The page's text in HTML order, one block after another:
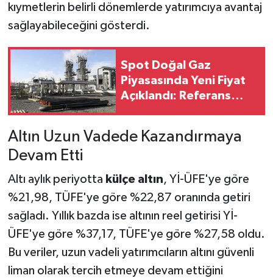
kıymetlerin belirli dönemlerde yatırımcıya avantaj
sağlayabileceğini gösterdi.
Spot Doğal Gaz
Piyasasında Yeni Fiyat
Açıklandı: Referans
Altın Uzun Vadede Kazandırmaya
Devam Etti
Altı aylık periyotta külçe altın, Yİ-ÜFE'ye göre
%21,98, TÜFE'ye göre %22,87 oranında getiri
sağladı. Yıllık bazda ise altının reel getirisi Yİ-
ÜFE'ye göre %37,17, TÜFE'ye göre %27,58 oldu.
Bu veriler, uzun vadeli yatırımcıların altını güvenli
liman olarak tercih etmeye devam ettiğini